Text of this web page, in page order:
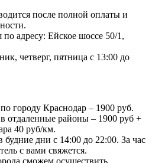
после полной оплаты и
адресу: Ейское шоссе 50/1,
четверг, пятница с 13:00 до
городу Краснодар – 1900 руб.
отдаленные районы – 1900 руб +
40 руб/км.
будние дни с 14:00 до 22:00. За час
с вами свяжется.
сможем осуществить